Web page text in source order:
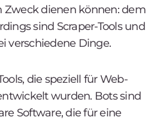
Zweck dienen können: dem
sind Scraper-Tools und
verschiedene Dinge.
die speziell für Web-
wurden. Bots sind
Software, die für eine